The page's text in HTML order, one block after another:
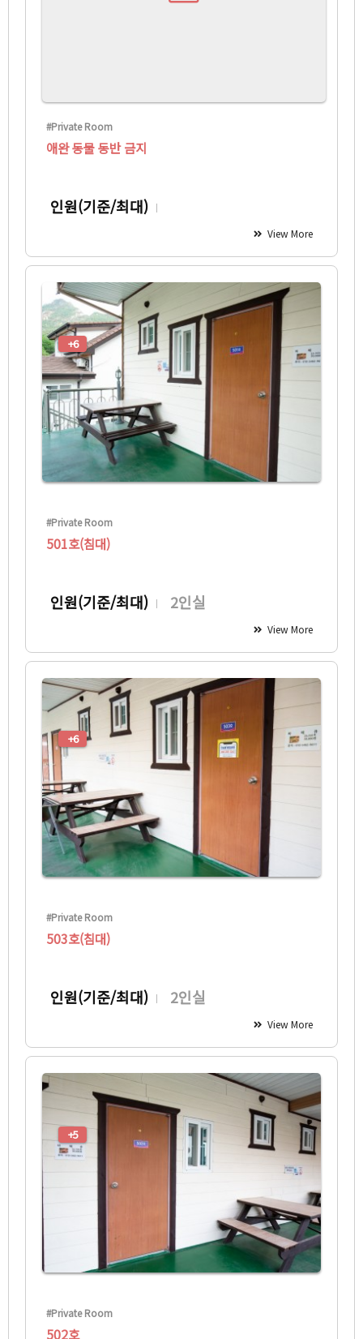
#Private Room
애완 동물 동반 금지
인원(기준/최대)
View More
+6
#Private Room
501호(침대)
인원(기준/최대) 2인실
View More
+6
#Private Room
503호(침대)
인원(기준/최대) 2인실
View More
+5
#Private Room
502호